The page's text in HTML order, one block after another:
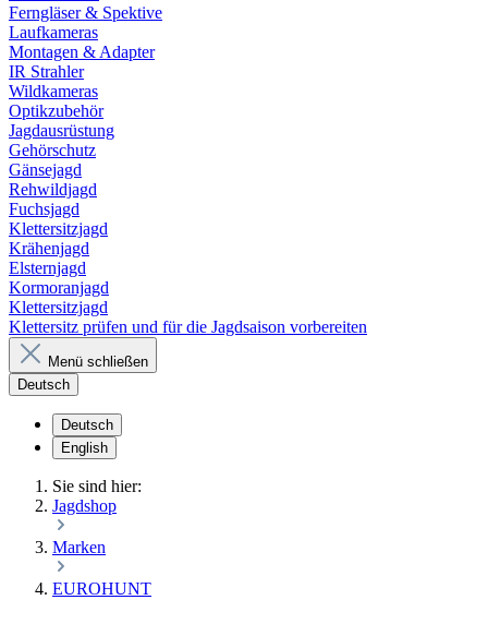
Ferngläser & Spektive
Laufkameras
Montagen & Adapter
IR Strahler
Wildkameras
Optikzubehör
Jagdausrüstung
Gehörschutz
Gänsejagd
Rehwildjagd
Fuchsjagd
Klettersitzjagd
Krähenjagd
Elsternjagd
Kormoranjagd
Klettersitzjagd
Klettersitz prüfen und für die Jagdsaison vorbereiten
Menü schließen
Deutsch
Deutsch
English
Sie sind hier:
Jagdshop
Marken
EUROHUNT